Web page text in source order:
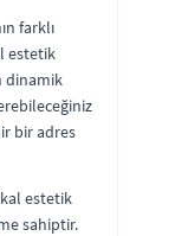
farklı
estetik
dinamik
bir adres
estetik
sahiptir.